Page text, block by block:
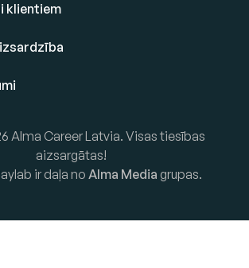
klientiem
Alma Career Latvia. Visas tiesības
aizsargātas!
ir daļa no Alma Media grupas.